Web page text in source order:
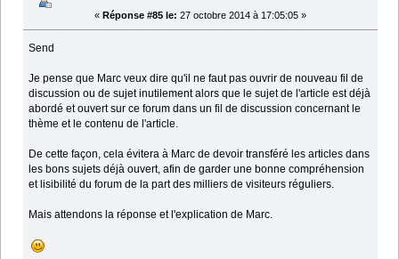
« Réponse #85 le: 27 octobre 2014 à 17:05:05 »
Send
Je pense que Marc veux dire qu'il ne faut pas ouvrir de nouveau fil de
discussion ou de sujet inutilement alors que le sujet de l'article est déjà
abordé et ouvert sur ce forum dans un fil de discussion concernant le
thème et le contenu de l'article.
De cette façon, cela évitera à Marc de devoir transféré les articles dans
les bons sujets déjà ouvert, afin de garder une bonne compréhension
et lisibilité du forum de la part des milliers de visiteurs réguliers.
Mais attendons la réponse et l'explication de Marc.